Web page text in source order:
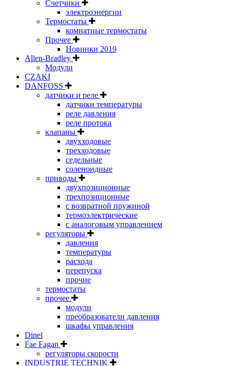
Счетчики
электроэнергии
Термостаты
комнатные термостаты
Прочее
Новинки 2019
Allen-Bradley
Модули
CZAKI
DANFOSS
датчики и реле
датчики температуры
реле давления
реле протока
клапаны
двухходовые
трехходовые
седельные
соленоидные
приводы
двухпозиционные
трехпозиционные
с возвратной пружиной
термоэлектрические
с аналоговым управлением
регуляторы
давления
температуры
расхода
перепуска
прочие
термостаты
прочее
модули
преобразователи давления
шкафы управления
Dinel
Fae Fagan
регуляторы скорости
INDUSTRIE TECHNIK